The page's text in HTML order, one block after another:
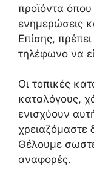
προϊόντα όπου
ενημερώσεις
Επίσης,
τηλέφωνο να
Οι τοπικές
καταλόγους,
ενισχύουν
χρειαζόμαστε
Θέλουμε
αναφορές.